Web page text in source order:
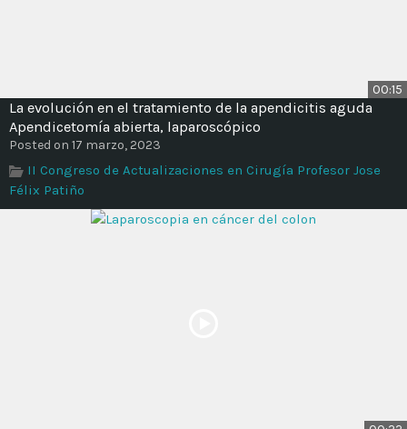
00:15
La evolución en el tratamiento de la apendicitis aguda
Apendicetomía abierta, laparoscópico
Posted on 17 marzo, 2023
II Congreso de Actualizaciones en Cirugía Profesor Jose
Félix Patiño